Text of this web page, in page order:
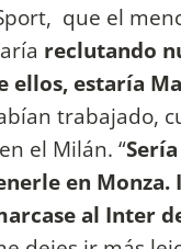
que el
reclutando
ellos, estaría
trabajado,
el Milán. “
en Monza.
al Inter